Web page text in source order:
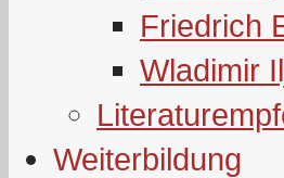
Friedrich
Wladimir
Weiterbildung